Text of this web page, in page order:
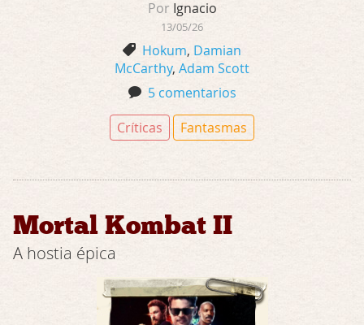
Por Ignacio
13/05/26
Hokum, Damian
McCarthy, Adam Scott
5 comentarios
Críticas
Fantasmas
Mortal Kombat II
A hostia épica